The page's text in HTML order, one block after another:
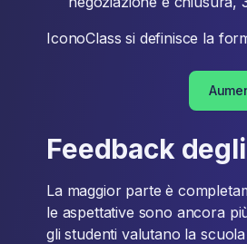
IconoClass si definisce la
Feedback
La maggior parte è
le aspettative sono ancora
gli studenti valutano la